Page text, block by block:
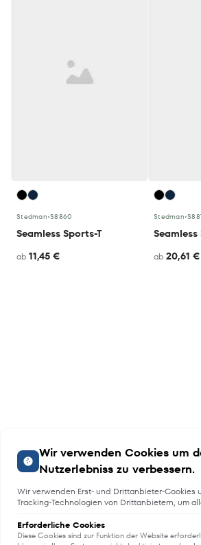
Stedman•S8860
Seamless Sports-T
ab 11,45 €
Stedman•
ab 20,61 €
Wir verwenden Cookies um
Nutzerlebniss zu verbessern.
Wir verwenden Erst- und Drittanbieter-Cookies
Tracking-Technologien von Drittanbietern, um
Sie anzupassen, Analysen durchzuführen und
Werbung über unsere Websites, Apps und
Erforderliche Cookies
Diese Cookies sind zur Funktion der Website
Angebote, Neuheiten